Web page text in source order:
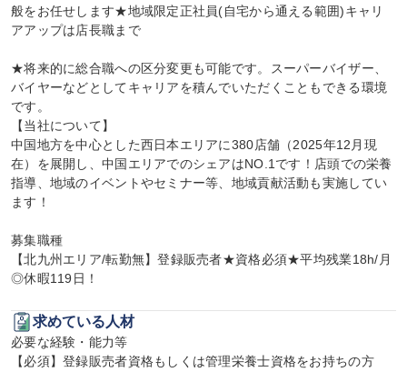
般をお任せします★地域限定正社員(自宅から通える範囲)キャリ
アアップは店長職まで
★将来的に総合職への区分変更も可能です。スーパーバイザー、
バイヤーなどとしてキャリアを積んでいただくこともできる環境
です。
【当社について】
中国地方を中心とした西日本エリアに380店舗（2025年12月現
在）を展開し、中国エリアでのシェアはNO.1です！店頭での栄養
指導、地域のイベントやセミナー等、地域貢献活動も実施してい
ます！
募集職種
【北九州エリア/転勤無】登録販売者★資格必須★平均残業18h/月
◎休暇119日！
求めている人材
必要な経験・能力等
【必須】登録販売者資格もしくは管理栄養士資格をお持ちの方